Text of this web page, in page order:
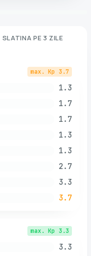
SLATINA PE 3 ZILE
max. Kp 3.7
1.3
1.7
1.7
1.3
1.3
2.7
3.3
3.7
max. Kp 3.3
3.3